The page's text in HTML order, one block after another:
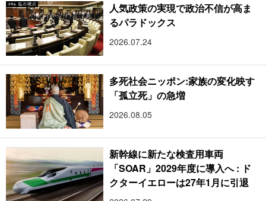
人気政策の実現で政治不信が高ま
るパラドックス
2026.07.24
多死社会ニッポン:家族の変化映す
「孤立死」の急増
2026.08.05
新幹線に新たな検査用車両
「SOAR」2029年度に導入へ : ド
クターイエローは27年1月に引退